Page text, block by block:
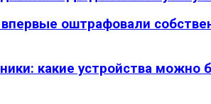
оштрафовали
какие устройства можно